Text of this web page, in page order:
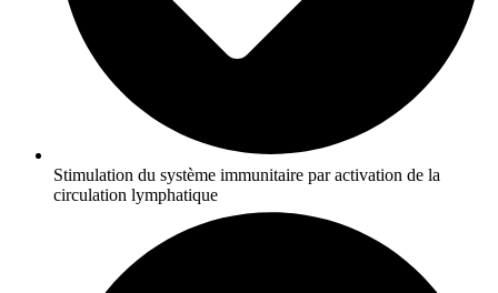
Stimulation du système immunitaire par activation de la
circulation lymphatique